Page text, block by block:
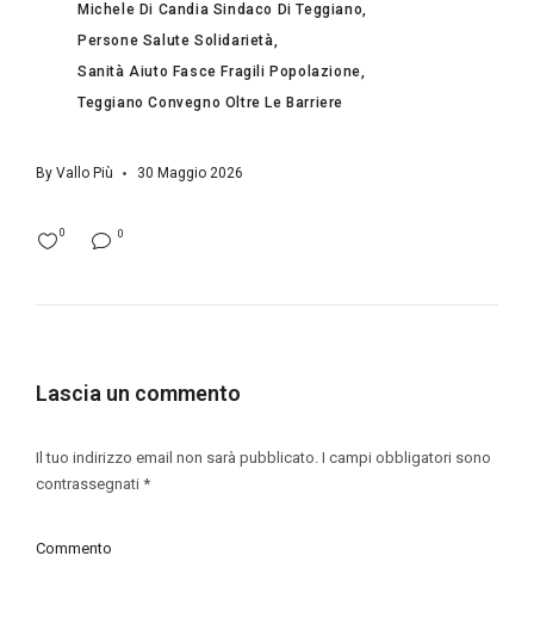
Michele Di Candia Sindaco Di Teggiano
Persone Salute Solidarietà
Sanità Aiuto Fasce Fragili Popolazione
Teggiano Convegno Oltre Le Barriere
By Vallo Più 30 Maggio 2026
0
0
Lascia un commento
Il tuo indirizzo email non sarà pubblicato. I campi obbligatori sono
contrassegnati *
Commento